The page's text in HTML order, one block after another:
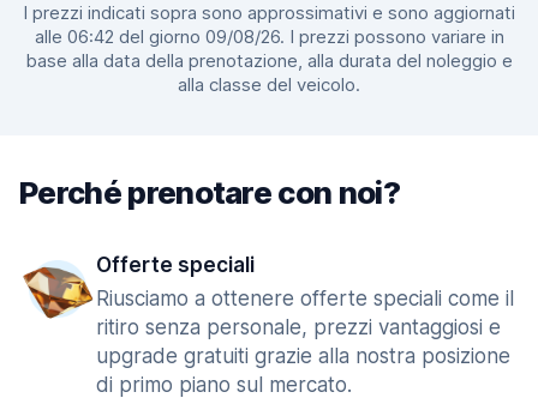
I prezzi indicati sopra sono approssimativi e sono aggiornati
alle 06:42 del giorno 09/08/26. I prezzi possono variare in
base alla data della prenotazione, alla durata del noleggio e
alla classe del veicolo.
Perché prenotare con noi?
Offerte speciali
Riusciamo a ottenere offerte speciali come il
ritiro senza personale, prezzi vantaggiosi e
upgrade gratuiti grazie alla nostra posizione
di primo piano sul mercato.